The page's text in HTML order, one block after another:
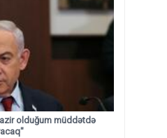
olduğum müddətdə